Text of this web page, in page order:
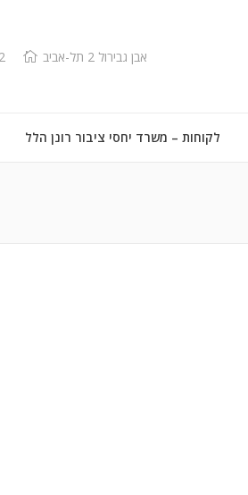
אבן גבירול 2 תל-אביב
לקוחות – משרד יחסי ציבור רונן הלל